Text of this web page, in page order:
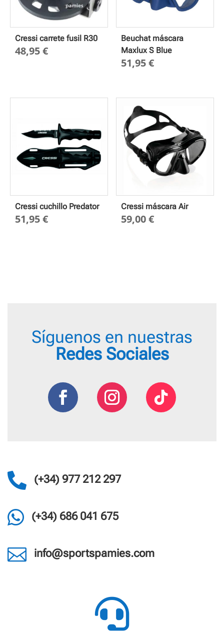
Cressi carrete fusil R30
48,95€
Beuchat máscara
Maxlux S Blue
51,95€
Cressi cuchillo Predator
51,95€
Cressi máscara Air
59,00€
Síguenos en nuestras
Redes Sociales
 (+34) 977 212 297
 (+34) 686 041 675
 info@sportspamies.com
